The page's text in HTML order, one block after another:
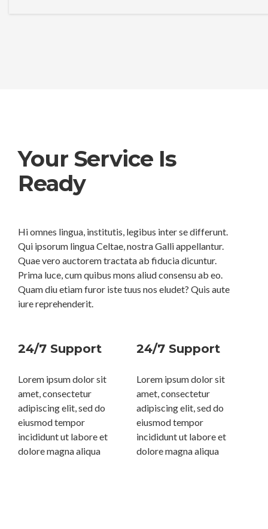
Your Service Is
Ready
Hi omnes lingua, institutis, legibus inter se differunt.
Qui ipsorum lingua Celtae, nostra Galli appellantur.
Quae vero auctorem tractata ab fiducia dicuntur.
Prima luce, cum quibus mons aliud consensu ab eo.
Quam diu etiam furor iste tuus nos eludet? Quis aute
iure reprehenderit.
24/7 Support
Lorem ipsum dolor sit
amet, consectetur
adipiscing elit, sed do
eiusmod tempor
incididunt ut labore et
dolore magna aliqua
24/7 Support
Lorem ipsum dolor sit
amet, consectetur
adipiscing elit, sed do
eiusmod tempor
incididunt ut labore et
dolore magna aliqua